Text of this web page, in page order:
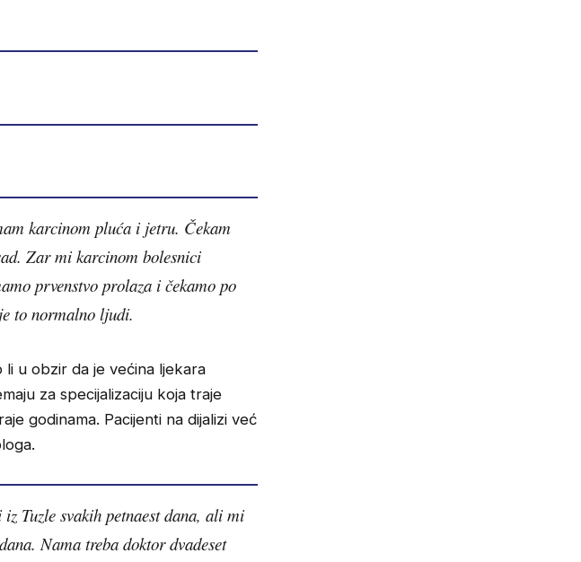
karcinom pluća i jetru. Čekam
Zar mi karcinom bolesnici
prvenstvo prolaza i čekamo po
to normalno ljudi.
u obzir da je većina ljekara
za specijalizaciju koja traje
godinama. Pacijenti na dijalizi već
Tuzle svakih petnaest dana, ali mi
Nama treba doktor dvadeset